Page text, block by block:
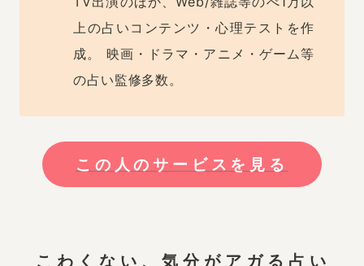
上の占いコンテンツ・心理テストを作
成。 映画・ドラマ・アニメ・ゲーム等
の占い監修多数。
この人のサービスを見る
こわくない、気分がアガる占い